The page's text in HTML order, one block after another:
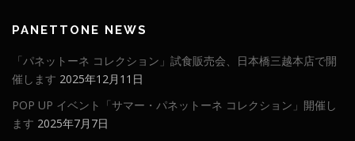
PANETTONE NEWS
「パネットーネ コレクション」試食販売会、日本橋三越本店で開
催します 2025年12月11日
POP UP イベント「サマー・パネットーネ コレクション」開催し
ます 2025年7月7日